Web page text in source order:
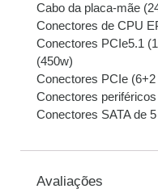
Cabo da placa-mãe
Conectores de CPU
Conectores PCIe5.1
(450w)
Conectores PCIe (6+2
Conectores
Conectores SATA de
Avaliações